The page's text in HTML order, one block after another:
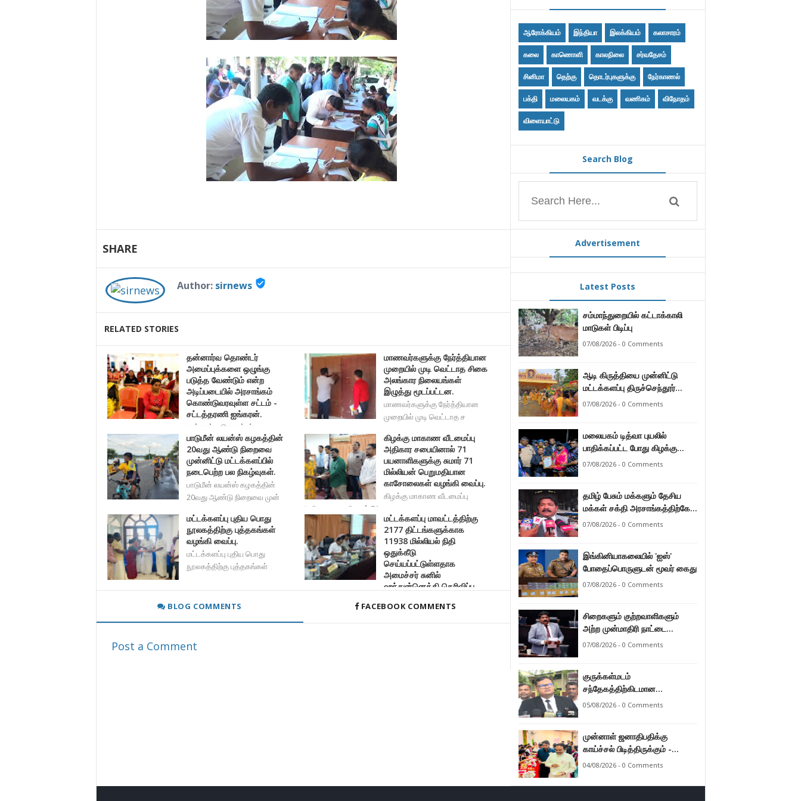
SHARE
Author: sirnews verified_user
RELATED STORIES
தன்னார்வ தொண்டர்
அமைப்புக்களை ஒழுங்கு
படுத்த வேண்டும் என்ற
அடிப்படையில் அரசாங்கம்
கொண்டுவரவுள்ள சட்டம் -
சட்டத்தரணி ஐங்கரன்.
தன்னார்வ தொண்டர்
அமைப்புக்களை ஒழுங்கு படுத்த வேண்
மாணவர்களுக்கு நேர்த்தியான
முறையில் முடி வெட்டாத சிகை
அலங்கார நிலையங்கள்
இழுத்து மூடப்பட்டன.
மாணவர்களுக்கு நேர்த்தியான
முறையில் முடி வெட்டாத ச
பாடுமீன் லயன்ஸ் கழகத்தின்
20வது ஆண்டு நிறைவை
முன்னிட்டு மட்டக்களப்பில்
நடைபெற்ற பல நிகழ்வுகள்.
பாடுமீன் லயன்ஸ் கழகத்தின்
20வது ஆண்டு நிறைவை முன்
கிழக்கு மாகாண வீடமைப்பு
அதிகார சபையினால் 71
பயனாளிகளுக்கு சுமார் 71
மில்லியன் பெறுமதியான
காசோலைகள் வழங்கி வைப்பு.
கிழக்கு மாகாண வீடமைப்பு
அதிகார சபையினால் 71 பயனாள
மட்டக்களப்பு புதிய பொது
நூலகத்திற்கு புத்தகங்கள்
வழங்கி வைப்பு.
மட்டக்களப்பு புதிய பொது
நூலகத்திற்கு புத்தகங்கள்
மட்டக்களப்பு மாவட்டத்திற்கு
2177 திட்டங்களுக்காக
11938 மில்லியல் நிதி
ஒதுக்கீடு
செய்யப்பட்டுள்ளதாக
அமைச்சர் சுனில்
ஹந்துன்னெத்தி தெரிவிப்பு.
BLOG COMMENTS FACEBOOK COMMENTS
Post a Comment
ஆரோக்கியம் இந்தியா இலக்கியம் கலாசாரம்
கலை காணொளி காலநிலை சர்வதேசம்
சினிமா தெற்கு தொடர்புகளுக்கு நேர்காணல்
பக்தி மலையகம் வடக்கு வணிகம் விநோதம்
விளையாட்டு
Search Blog
Advertisement
Latest Posts
சம்மாந்துறையில் கட்டாக்காலி
மாடுகள் பிடிப்பு
07/08/2026 - 0 Comments
ஆடி கிருத்தியை முன்னிட்டு
மட்டக்களப்பு திருச்செந்தூர்
முருகன் ஆலயத்தில் இடம்பெற்ற
07/08/2026 - 0 Comments
மலையகம் டித்வா புயலில்
பாதிக்கப்பட்ட போது கிழக்கு
மாகாண மக்கள் நீட்டிய
நுவரெலியா மாநகர சபை பிரதி
முதல்வர் எஸ். யோகராஜா
07/08/2026 - 0 Comments
தமிழ் பேசும் மக்களும் தேசிய
மக்கள் சக்தி அரசாங்கத்திற்கே
ஆணையளித்துள்ளனர் –
07/08/2026 - 0 Comments
இங்கினியாகலையில் 'ஐஸ்'
போதைப்பொருளுடன் மூவர் கைது
07/08/2026 - 0 Comments
சிறைகளும் குற்றவாளிகளும்
அற்ற முன்மாதிரி நாட்டை
உருவாக்குவதே அரசாங்கத்தின்
07/08/2026 - 0 Comments
குருக்கள்மடம்
சந்தேகத்திற்கிடமான
மனிதப்புதைகுழி தொடர்பான
தவணையிடப்பட்டுள்ளது.
05/08/2026 - 0 Comments
முன்னாள் ஜனாதிபதிக்கு
காய்ச்சல் பிடித்திருக்கும் -
பாராளுமன்ற உறுப்பினர் ஸ்ரீநேசன்
04/08/2026 - 0 Comments